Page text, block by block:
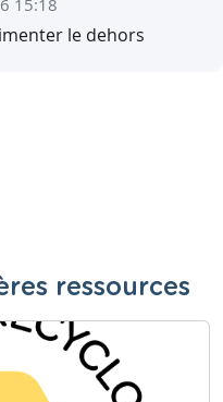
le dehors
ressources